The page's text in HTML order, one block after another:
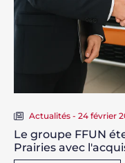
Actualités - 24 février
Le groupe FFUN
Prairies avec